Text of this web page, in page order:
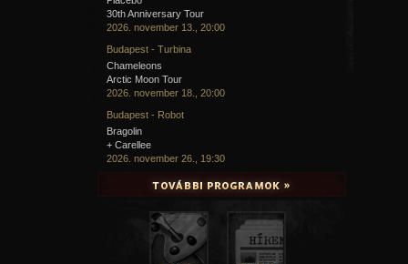
30th Anniversary Tour
2026. november 13., 20:00
Budapest - Turbina
Chameleons
Arctic Moon Tour
2026. november 18., 20:00
Budapest - Robot
Bragolin
+ Carellee
2026. november 26., 19:30